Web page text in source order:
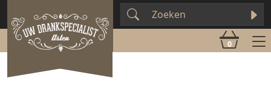
0